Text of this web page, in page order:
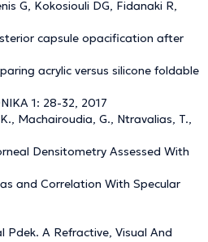
G, Kokosiouli DG, Fidanaki R,
capsule opacification after
acrylic versus silicone foldable
1: 28-32, 2017
Machairoudia, G., Ntravalias, T.,
Densitometry Assessed With
and Correlation With Specular
Pdek. A Refractive, Visual And